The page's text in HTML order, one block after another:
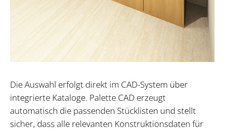
Die Auswahl erfolgt direkt im CAD-System über
integrierte Kataloge. Palette CAD erzeugt
automatisch die passenden Stücklisten und stellt
sicher, dass alle relevanten Konstruktionsdaten für